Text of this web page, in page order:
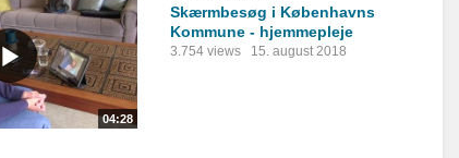
04:28
Skærmbesøg i Københavns
Kommune - hjemmepleje
3.754 views 15. august 2018